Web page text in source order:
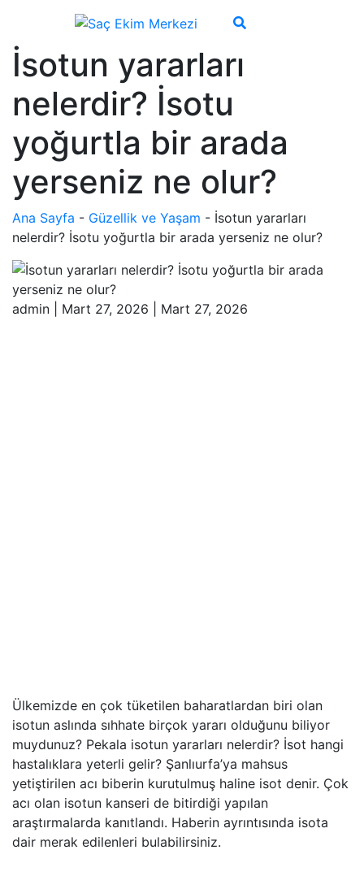
İsotun yararları
nelerdir? İsotu
yoğurtla bir arada
yerseniz ne olur?
Ana Sayfa - Güzellik ve Yaşam - İsotun yararları
nelerdir? İsotu yoğurtla bir arada yerseniz ne olur?
admin Mart 27, 2026 Mart 27, 2026
Ülkemizde en çok tüketilen baharatlardan biri olan
isotun aslında sıhhate birçok yararı olduğunu biliyor
muydunuz? Pekala isotun yararları nelerdir? İsot hangi
hastalıklara yeterli gelir? Şanlıurfa’ya mahsus
yetiştirilen acı biberin kurutulmuş haline isot denir. Çok
acı olan isotun kanseri de bitirdiği yapılan
araştırmalarda kanıtlandı. Haberin ayrıntısında isota
dair merak edilenleri bulabilirsiniz.